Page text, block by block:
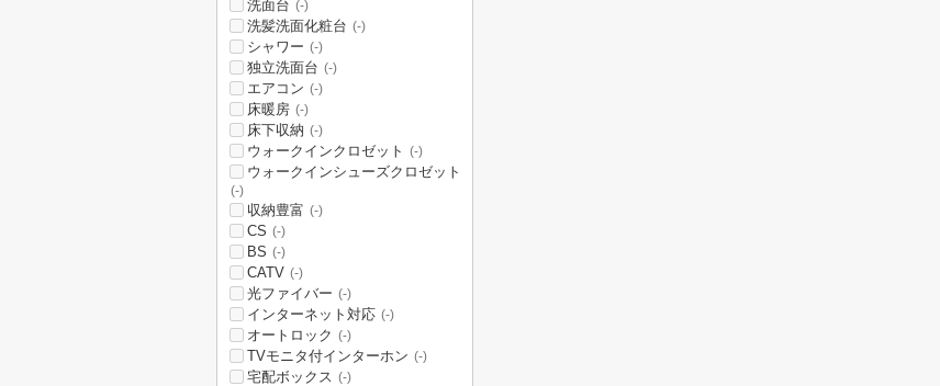
洗面台 (-)
洗髪洗面化粧台 (-)
シャワー (-)
独立洗面台 (-)
エアコン (-)
床暖房 (-)
床下収納 (-)
ウォークインクロゼット (-)
ウォークインシューズクロゼット
(-)
収納豊富 (-)
CS (-)
BS (-)
CATV (-)
光ファイバー (-)
インターネット対応 (-)
オートロック (-)
TVモニタ付インターホン (-)
宅配ボックス (-)